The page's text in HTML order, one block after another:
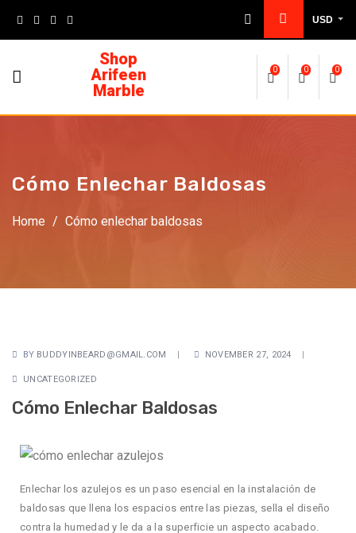
USD
Shop
Arifeen
Marble
0 0 0
Cómo Enlechar Baldosas
Home / Cómo enlechar baldosas
BY BUDDYINBEARD@GMAIL.COM NOVEMBER 27, 2024
UNCATEGORIZED
Cómo Enlechar Baldosas
Enlechar los azulejos es un paso esencial en la instalación de
baldosas que llena los espacios entre las piezas, sella el diseño
contra la humedad y le da a la superficie un aspecto acabado.